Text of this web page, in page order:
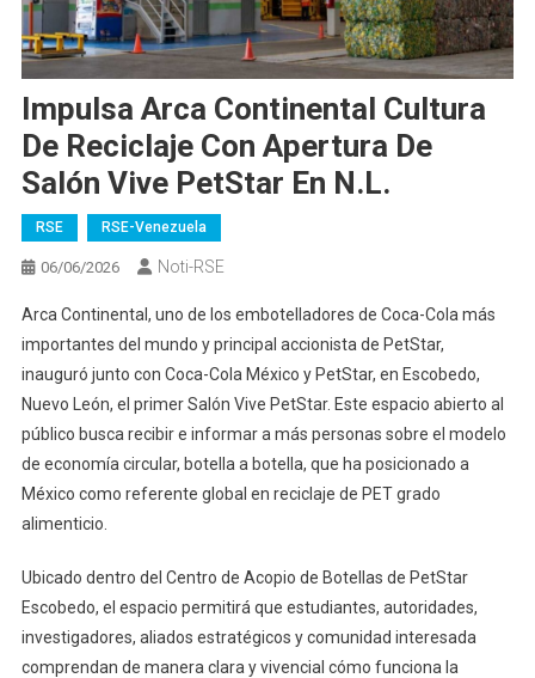
Impulsa Arca Continental Cultura
De Reciclaje Con Apertura De
Salón Vive PetStar En N.L.
RSE RSE-Venezuela
06/06/2026 Noti-RSE
Arca Continental, uno de los embotelladores de Coca-Cola más
importantes del mundo y principal accionista de PetStar,
inauguró junto con Coca-Cola México y PetStar, en Escobedo,
Nuevo León, el primer Salón Vive PetStar. Este espacio abierto al
público busca recibir e informar a más personas sobre el modelo
de economía circular, botella a botella, que ha posicionado a
México como referente global en reciclaje de PET grado
alimenticio.
Ubicado dentro del Centro de Acopio de Botellas de PetStar
Escobedo, el espacio permitirá que estudiantes, autoridades,
investigadores, aliados estratégicos y comunidad interesada
comprendan de manera clara y vivencial cómo funciona la